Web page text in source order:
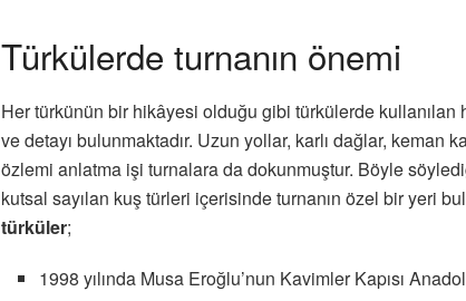
Türkülerde turnanın önemi
Her türkünün bir hikâyesi olduğu gibi türkülerde
ve detayı bulunmaktadır. Uzun yollar, karlı dağlar, keman
özlemi anlatma işi turnalara da dokunmuştur. Böyle
kutsal sayılan kuş türleri içerisinde turnanın özel bir yeri
türküler;
1998 yılında Musa Eroğlu’nun Kavimler Kapısı